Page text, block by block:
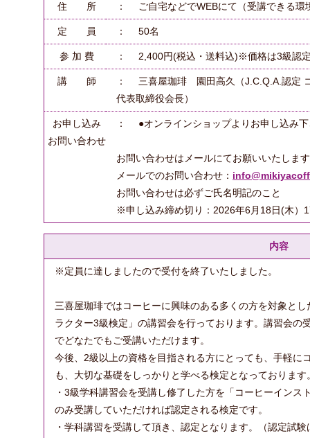
住 所 ： ご自宅などでWEBにて（受講できる環
定 員 ： 50名
参 加 費 ： 2,400円(税込・送料込)※価格は3級認
講 師
： 三喜屋珈琲 園田高久（J.C.Q.A.認定
代表取締役会長）
お申し込み
お問い合わせ
： ●オンラインショップよりお申し込み
お問い合わせはメールにてお願いいたしま
メールでのお問い合わせ：
お問い合わせは必ずご氏名明記のこと
※申し込み締め切り：2026年6月18日(木）
内容
※定員に達しましたので受付を終了いたしました。
三喜屋珈琲ではコーヒーに興味のある多くの方を対象と
ラクター3級検定」の講習会を行っております。講習会の
でどなたでもご受講いただけます。
今後、2級以上の資格を目指される方にとっても、手軽に
も、大切な基礎をしっかりと学べる検定となっております
・3級学科講習会を受講し修了した方を「コーヒーイン
のみ受講していただければ認定される検定です。
・学科講習を受講して頂き、認定となります。（認定試